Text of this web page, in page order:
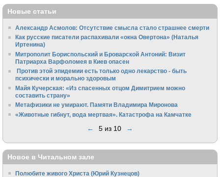
Новые статьи
Александр Асмолов: Отсутствие смысла стало страшнее смерти
Как русские писатели распахивали «окна Овертона» (Наталья
Иртенина)
Митрополит Бориспольский и Броварской Антоний: Визит
Патриарха Варфоломея в Киев опасен
Против этой эпидемии есть только одно лекарство - быть
психически и морально здоровым
Майя Кучерская: «Из спасенных отцом Димитрием можно
составить страну»
Метафизики не умирают. Памяти Владимира Миронова
«Животные гибнут, вода мертвая». Катастрофа на Камчатке
← 5 из 10 →
Новое в Читальном зале
Полюбите живого Христа (Юрий Кузнецов)